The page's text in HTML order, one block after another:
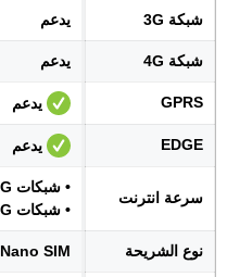
شبكة 3G يدعم
شبكة 4G يدعم
GPRS يدعم
EDGE يدعم
سرعة انترنت
• شبكات 3G تصل حتى 42 ميجابت
• شبكات 4G تصل حتى 300 ميجابت
نوع الشريحة Nano SIM